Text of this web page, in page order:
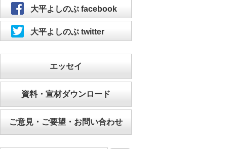
大平よしのぶ facebook
大平よしのぶ twitter
エッセイ
資料・宣材ダウンロード
ご意見・ご要望・お問い合わせ